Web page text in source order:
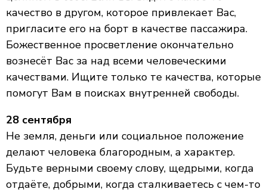
качество в другом, которое привлекает Вас,
пригласите его на борт в качестве пассажира.
Божественное просветление окончательно
вознесёт Вас за над всеми человеческими
качествами. Ищите только те качества, которые
помогут Вам в поисках внутренней свободы.
28 сентября
Не земля, деньги или социальное положение
делают человека благородным, а характер.
Будьте верными своему слову, щедрыми, когда
отдаёте, добрыми, когда сталкиваетесь с чем-то